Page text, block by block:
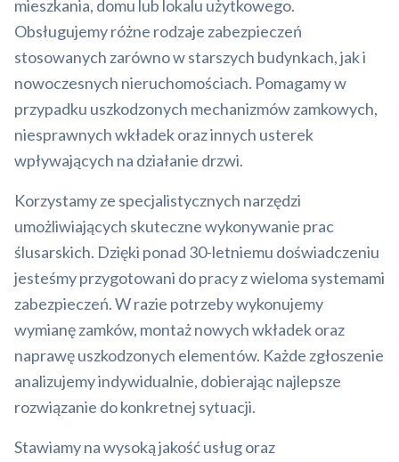
mieszkania, domu lub lokalu użytkowego.
Obsługujemy różne rodzaje zabezpieczeń
stosowanych zarówno w starszych budynkach, jak i
nowoczesnych nieruchomościach. Pomagamy w
przypadku uszkodzonych mechanizmów zamkowych,
niesprawnych wkładek oraz innych usterek
wpływających na działanie drzwi.
Korzystamy ze specjalistycznych narzędzi
umożliwiających skuteczne wykonywanie prac
ślusarskich. Dzięki ponad 30-letniemu doświadczeniu
jesteśmy przygotowani do pracy z wieloma systemami
zabezpieczeń. W razie potrzeby wykonujemy
wymianę zamków, montaż nowych wkładek oraz
naprawę uszkodzonych elementów. Każde zgłoszenie
analizujemy indywidualnie, dobierając najlepsze
rozwiązanie do konkretnej sytuacji.
Stawiamy na wysoką jakość usług oraz